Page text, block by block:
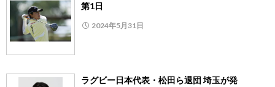
第1日
2024年5月31日
ラグビー日本代表・松田ら退団 埼玉が発